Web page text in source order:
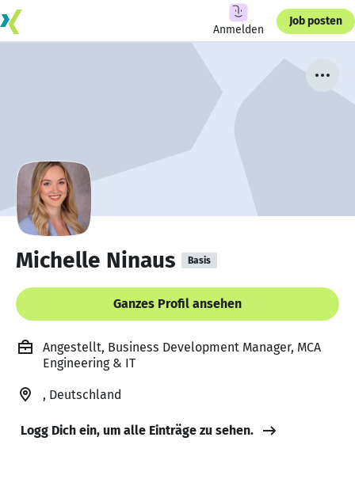
Anmelden
Job posten
Michelle Ninaus Basis
Ganzes Profil ansehen
Angestellt, Business Development Manager, MCA
Engineering & IT
, Deutschland
Logg Dich ein, um alle Einträge zu sehen.